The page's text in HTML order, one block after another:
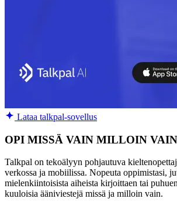
Lataa talkpal-sovellus
OPI MISSÄ VAIN MILLOIN VAIN
Talkpal on tekoälyyn pohjautuva
verkossa ja mobiilissa. Nopeuta oppimistasi,
mielenkiintoisista aiheista kirjoittaen tai
kuuloisia ääniviestejä missä ja milloin vain.